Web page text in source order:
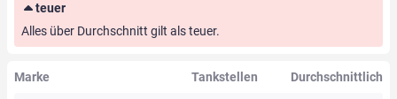
teuer
Alles über Durchschnitt gilt als teuer.
Marke Tankstellen Durchschnittlich